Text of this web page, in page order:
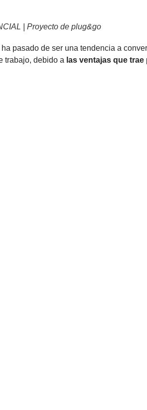
| Proyecto de plug&go
pasado de ser una tendencia a
trabajo, debido a las ventajas que